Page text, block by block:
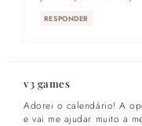
RESPONDER
v3 games
Adorei o calendário! A
e vai me ajudar muito a